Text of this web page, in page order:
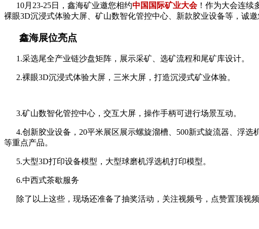
10月23-25日，鑫海矿业邀您相约中国国际矿业大会！作为大会连续
裸眼3D沉浸式体验大屏、矿山数智化管控中心、新款胶业设备等，诚邀
鑫海展位亮点
1.采选尾全产业链沙盘矩阵，展示采矿、选矿流程和尾矿库设计。
2.裸眼3D沉浸式体验大屏，三米大屏，打造沉浸式矿业体验。
3.矿山数智化管控中心，交互大屏，操作手柄可进行场景互动。
4.创新胶业设备，20平米展区展示螺旋溜槽、500新式旋流器、浮选
等重点产品。
5.大型3D打印设备模型，大型球磨机浮选机打印模型。
6.中西式茶歇服务
除了以上这些，现场还准备了抽奖活动，关注视频号，点赞置顶视